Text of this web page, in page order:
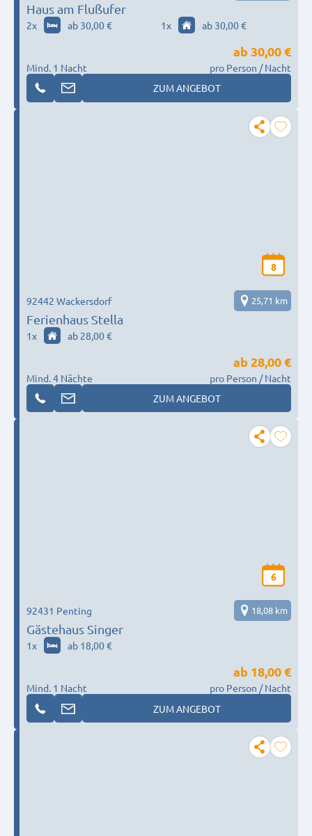
Haus am Flußufer
2x ab 30,00 € 1x ab 30,00 €
Mind. 1 Nacht
ab 30,00 €
pro Person / Nacht
ZUM ANGEBOT
8
Ferienhaus Stella
92442 Wackersdorf 25,71 km
1x ab 28,00 €
Mind. 4 Nächte
ab 28,00 €
pro Person / Nacht
ZUM ANGEBOT
6
Gästehaus Singer
92431 Penting 18,08 km
1x ab 18,00 €
Mind. 1 Nacht
ab 18,00 €
pro Person / Nacht
ZUM ANGEBOT